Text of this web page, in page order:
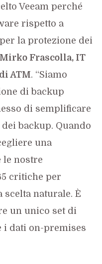
Veeam perché
rispetto a
la protezione dei
Frascolla, IT
ATM. “Siamo
di backup
di semplificare
backup. Quando
una
le nostre
critiche per
scelta naturale. È
un unico set di
i dati on-premises